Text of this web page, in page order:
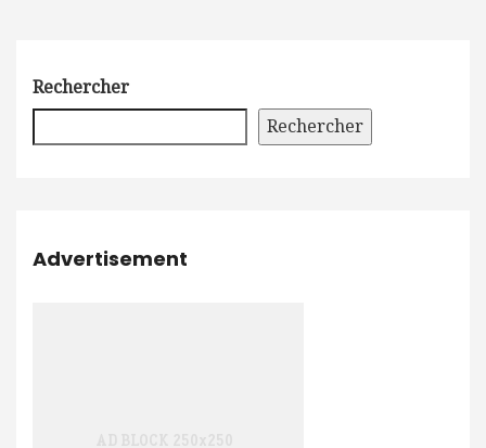
Rechercher
Rechercher
Advertisement